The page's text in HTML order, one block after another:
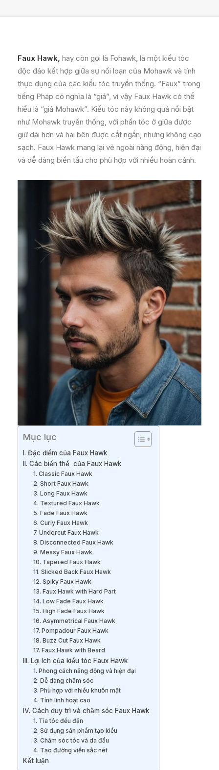
Faux Hawk, hay còn gọi là Fohawk, là một kiểu tóc
độc đáo kết hợp giữa sự nổi loạn của Mohawk và tính
thực dụng của các kiểu tóc truyền thống. “Faux” trong
tiếng Pháp có nghĩa là “giả”, vì vậy Faux Hawk có thể
hiểu là “giả Mohawk”. Kiểu tóc này không quá nổi bật
như Mohawk truyền thống, với phần tóc ở giữa được
giữ dài hơn và hai bên được cắt ngắn, nhưng không cạo
sạch. Faux Hawk mang lại vẻ ngoài năng động, hiện đại
và dễ dàng biến tấu cho phù hợp với nhiều hoàn cảnh.
Mục lục
I. Đặc điểm của Faux Hawk
II. Các biến thể của Faux Hawk
1. Classic Faux Hawk
2. Short Faux Hawk
3. Long Faux Hawk
4. Textured Faux Hawk
5. Fade Faux Hawk
6. Curly Faux Hawk
7. Undercut Faux Hawk
8. Disconnected Faux Hawk
9. Messy Faux Hawk
10. Tapered Faux Hawk
11. Slicked Back Faux Hawk
12. Spiky Faux Hawk
13. Faux Hawk with Hard Part
14. Low Fade Faux Hawk
15. High Fade Faux Hawk
16. Asymmetrical Faux Hawk
17. Pompadour Faux Hawk
18. Buzz Cut Faux Hawk
17. Faux Hawk with Beard
III. Lợi ích của kiểu tóc Faux Hawk
1. Phong cách năng động và hiện đại
2. Dễ dàng chăm sóc
3. Phù hợp với nhiều khuôn mặt
4. Tính linh hoạt cao
IV. Cách duy trì và chăm sóc Faux Hawk
1. Tỉa tóc đều đặn
2. Sử dụng sản phẩm tạo kiểu
3. Chăm sóc tóc và da đầu
4. Tạo đường viền sắc nét
Kết luận